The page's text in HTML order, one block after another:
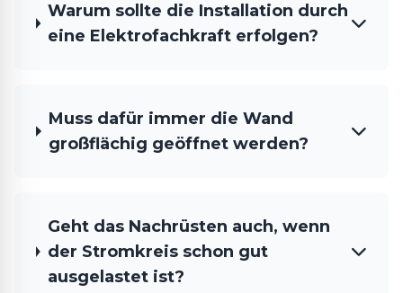
Warum sollte die Installation durch
eine Elektrofachkraft erfolgen?
Muss dafür immer die Wand
großflächig geöffnet werden?
Geht das Nachrüsten auch, wenn
der Stromkreis schon gut
ausgelastet ist?